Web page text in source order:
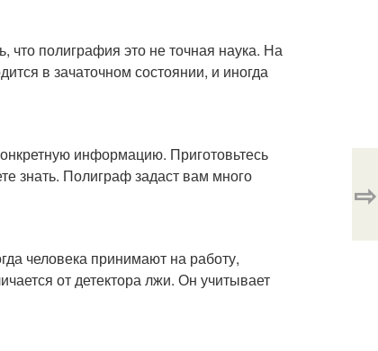
что полиграфия это не точная наука. На
в зачаточном состоянии, и иногда
информацию. Приготовьтесь
знать. Полиграф задаст вам много
человека принимают на работу,
от детектора лжи. Он учитывает
⇨